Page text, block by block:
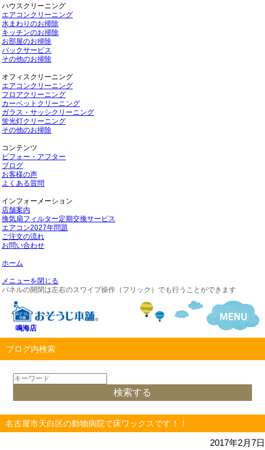
ハウスクリーニング
エアコンクリーニング
水まわりのお掃除
キッチンのお掃除
お部屋のお掃除
パックサービス
その他のお掃除
オフィスクリーニング
エアコンクリーニング
フロアクリーニング
カーペットクリーニング
ガラス・サッシクリーニング
蛍光灯クリーニング
その他のお掃除
コンテンツ
ビフォー・アフター
ブログ
お客様の声
よくある質問
インフォーメーション
店舗案内
換気扇フィルター定期交換サービス
エアコン2027年問題
ご注文の流れ
お問い合わせ
ホーム
メニューを閉じる
パネルの開閉は左右のスワイプ操作（フリック）でも行うことができます
鳴海店
ブログ内検索
名古屋市天白区の動物病院で床ワックスです！！
2017年2月7日